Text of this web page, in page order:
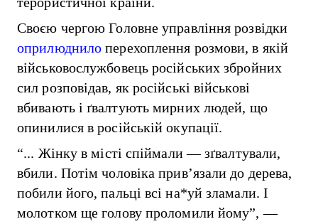
Своєю чергою Головне управління розвідки
оприлюднило перехоплення розмови, в якій
військовослужбовець російських збройних
сил розповідав, як російські військові
вбивають і ґвалтують мирних людей, що
опинилися в російській окупації.
“... Жінку в місті спіймали — зґвалтували,
вбили. Потім чоловіка прив’язали до дерева,
побили його, пальці всі на*уй зламали. І
молотком ще голову проломили йому”, —